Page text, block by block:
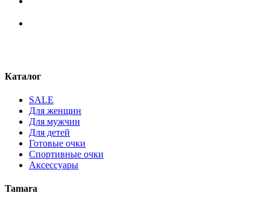
Каталог
SALE
Для женщин
Для мужчин
Для детей
Готовые очки
Спортивные очки
Аксессуары
Tamara